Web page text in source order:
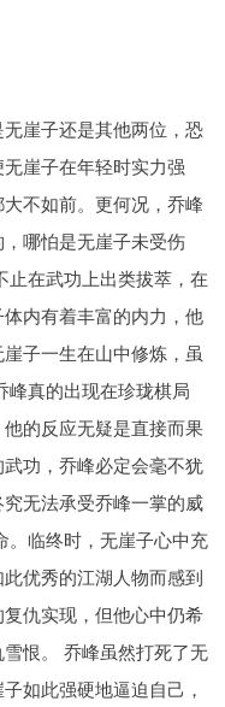
崖子还是其他两位，恐
崖子在年轻时实力强
不如前。更何况，乔峰
哪怕是无崖子未受伤
止在武功上出类拔萃，在
内有着丰富的内力，他
子一生在山中修炼，虽
峰真的出现在珍珑棋局
的反应无疑是直接而果
功，乔峰必定会毫不犹
无法承受乔峰一掌的威
。临终时，无崖子心中充
优秀的江湖人物而感到
仇实现，但他心中仍希
恨。 乔峰虽然打死了无
如此强硬地逼迫自己，